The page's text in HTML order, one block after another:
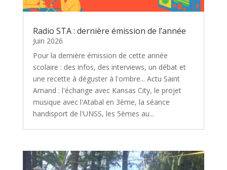
Radio STA : dernière émission de l’année
Juin 2026
Pour la dernière émission de cette année
scolaire : des infos, des interviews, un débat et
une recette à déguster à l'ombre... Actu Saint
Amand : l'échange avec Kansas City, le projet
musique avec l'Atabal en 3ème, la séance
handisport de l'UNSS, les 5èmes au...